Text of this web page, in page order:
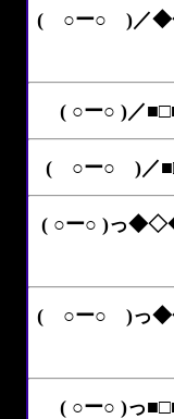
( ○ー○ )／
( ○ー○ )／
( ○ー○ )／
( ○ー○ )っ
( ○ー○ )っ
( ○ー○ )っ